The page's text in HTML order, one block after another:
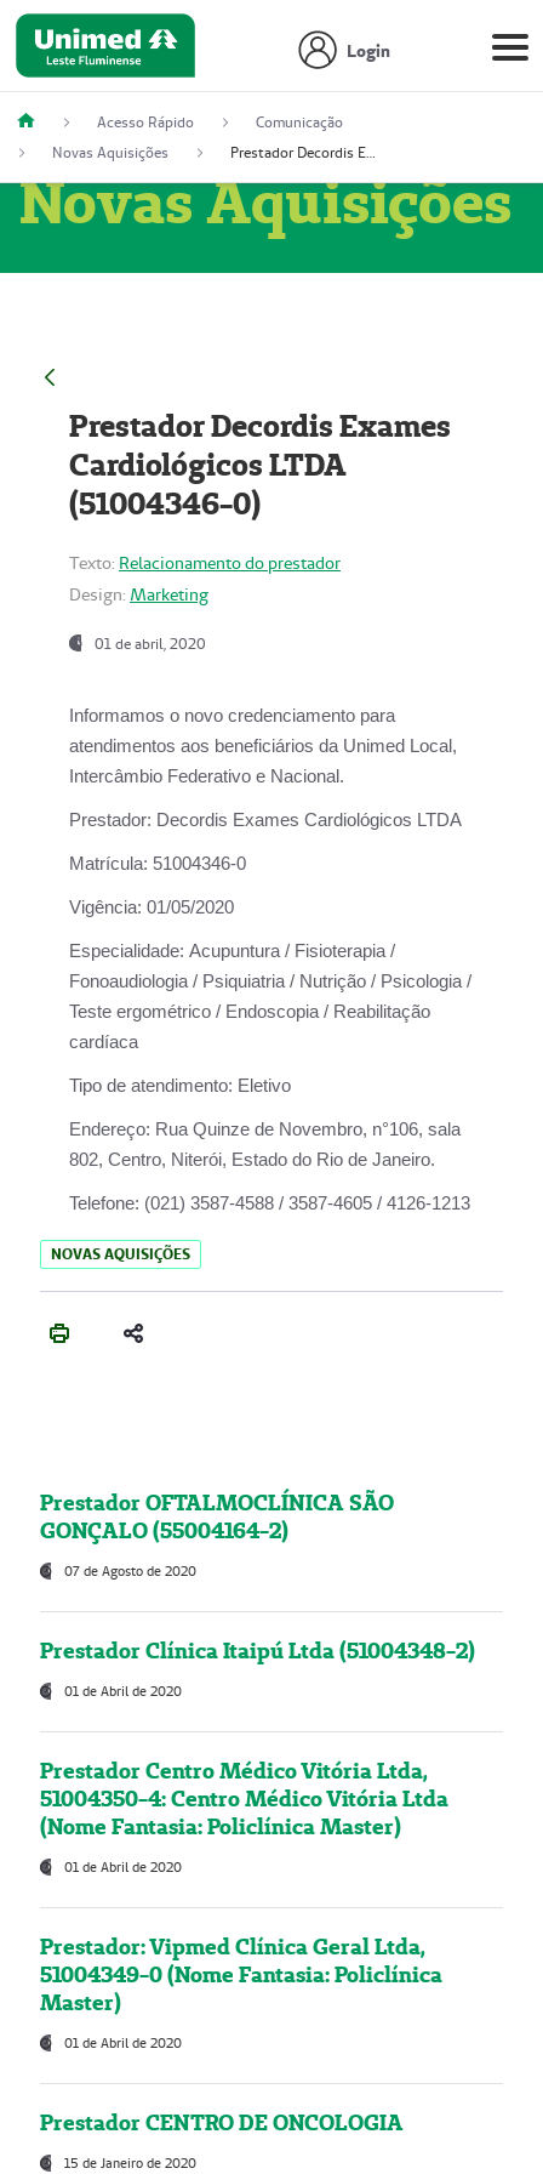
Login
Acesso Rápido
Comunicação
Novas Aquisições
Prestador Decordis Exames Cardiológicos LTDA (51004346-0)
Novas Aquisições
Prestador Decordis Exames
Cardiológicos LTDA
(51004346-0)
Texto: Relacionamento do prestador
Design: Marketing
01 de abril, 2020
Informamos o novo credenciamento para
atendimentos aos beneficiários da Unimed Local,
Intercâmbio Federativo e Nacional.
Prestador: Decordis Exames Cardiológicos LTDA
Matrícula: 51004346-0
Vigência: 01/05/2020
Especialidade: Acupuntura / Fisioterapia /
Fonoaudiologia / Psiquiatria / Nutrição / Psicologia /
Teste ergométrico / Endoscopia / Reabilitação
cardíaca
Tipo de atendimento: Eletivo
Endereço: Rua Quinze de Novembro, n°106, sala
802, Centro, Niterói, Estado do Rio de Janeiro.
Telefone: (021) 3587-4588 / 3587-4605 / 4126-1213
NOVAS AQUISIÇÕES
Prestador OFTALMOCLÍNICA SÃO
GONÇALO (55004164-2)
07 de Agosto de 2020
Prestador Clínica Itaipú Ltda (51004348-2)
01 de Abril de 2020
Prestador Centro Médico Vitória Ltda,
51004350-4: Centro Médico Vitória Ltda
(Nome Fantasia: Policlínica Master)
01 de Abril de 2020
Prestador: Vipmed Clínica Geral Ltda,
51004349-0 (Nome Fantasia: Policlínica
Master)
01 de Abril de 2020
Prestador CENTRO DE ONCOLOGIA
15 de Janeiro de 2020